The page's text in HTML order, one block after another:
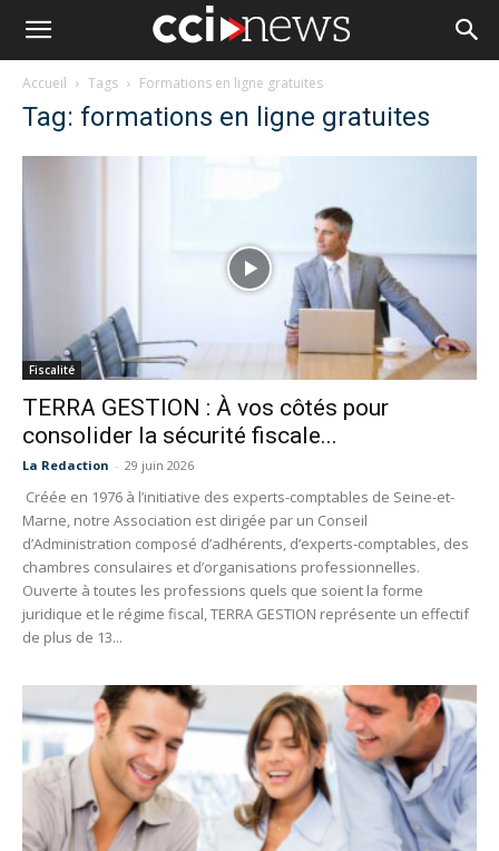
Accueil Tags Formations en ligne gratuites
Tag: formations en ligne gratuites
Fiscalité
TERRA GESTION : À vos côtés pour
consolider la sécurité fiscale...
La Redaction - 29 juin 2026
Créée en 1976 à l’initiative des experts-comptables de Seine-et-
Marne, notre Association est dirigée par un Conseil
d’Administration composé d’adhérents, d’experts-comptables, des
chambres consulaires et d’organisations professionnelles.
Ouverte à toutes les professions quels que soient la forme
juridique et le régime fiscal, TERRA GESTION représente un effectif
de plus de 13...